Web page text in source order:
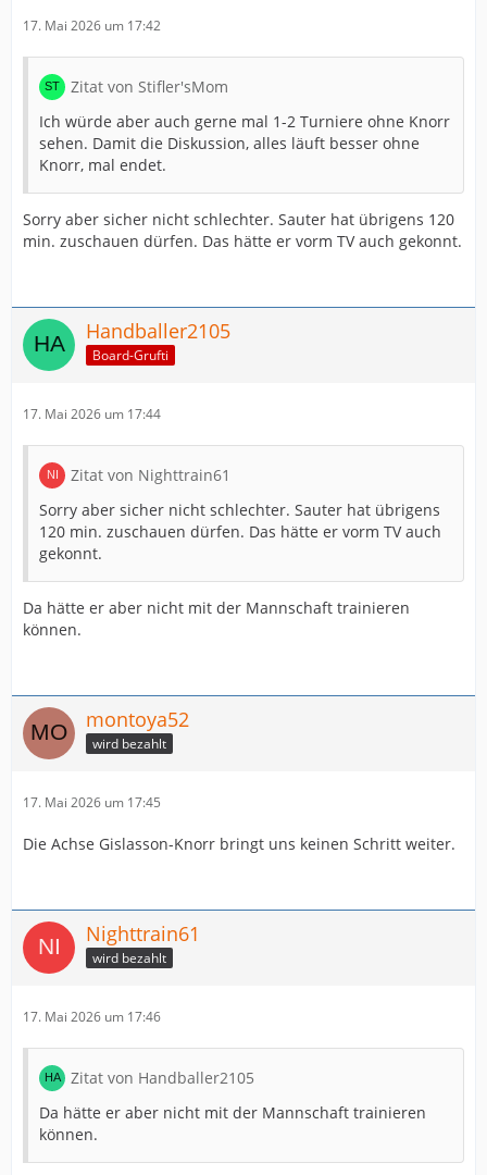
17. Mai 2026 um 17:42
Zitat von Stifler'sMom
Ich würde aber auch gerne mal 1-2 Turniere ohne Knorr
sehen. Damit die Diskussion, alles läuft besser ohne
Knorr, mal endet.
Sorry aber sicher nicht schlechter. Sauter hat übrigens 120
min. zuschauen dürfen. Das hätte er vorm TV auch gekonnt.
Handballer2105
Board-Grufti
17. Mai 2026 um 17:44
Zitat von Nighttrain61
Sorry aber sicher nicht schlechter. Sauter hat übrigens
120 min. zuschauen dürfen. Das hätte er vorm TV auch
gekonnt.
Da hätte er aber nicht mit der Mannschaft trainieren
können.
montoya52
wird bezahlt
17. Mai 2026 um 17:45
Die Achse Gislasson-Knorr bringt uns keinen Schritt weiter.
Nighttrain61
wird bezahlt
17. Mai 2026 um 17:46
Zitat von Handballer2105
Da hätte er aber nicht mit der Mannschaft trainieren
können.